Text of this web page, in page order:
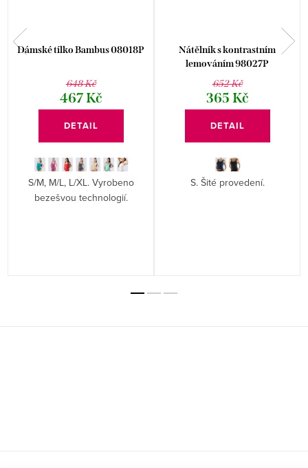
Dámské tílko Bambus 08018P
648 Kč
467 Kč
DETAIL
S/M, M/L, L/XL. Vyrobeno
bezešvou technologií.
Nátělník s kontrastním
lemováním 98027P
652 Kč
365 Kč
DETAIL
S. Šité provedení.